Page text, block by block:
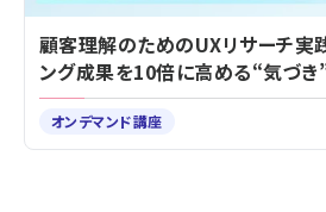
顧客理解のためのUXリサーチ実
ング成果を10倍に高める“気づ
オンデマンド講座